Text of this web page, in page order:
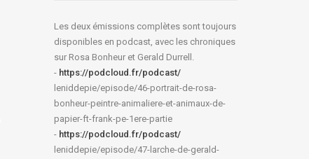
Les deux émissions complètes sont toujours
disponibles en podcast, avec les chroniques
sur Rosa Bonheur et Gerald Durrell.
- https://podcloud.fr/podcast/
leniddepie/episode/46-portrait-de-rosa-
bonheur-peintre-animaliere-et-animaux-de-
papier-ft-frank-pe-1ere-partie
- https://podcloud.fr/podcast/
leniddepie/episode/47-larche-de-gerald-